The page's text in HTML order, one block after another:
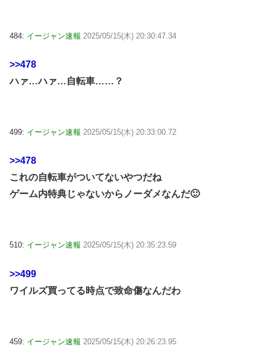
484: イージャン速報 2025/05/15(木) 20:30:47.34
>>478
ハァ…ハァ…自転車……？
499: イージャン速報 2025/05/15(木) 20:33:00.72
>>478
これの自転車がついてないやつだね
ゲーム内特典じゃないからノーダメなんだ🙂
510: イージャン速報 2025/05/15(木) 20:35:23.59
>>499
ワイルズ買ってる時点で致命傷なんだわ
459: イージャン速報 2025/05/15(木) 20:26:23.95